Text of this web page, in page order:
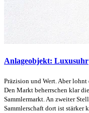
Anlageobjekt: Luxusuhr
Präzision und Wert. Aber
Den Markt beherrschen klar
Sammlermarkt. An zweiter
Sammlerschaft dort ist stärker